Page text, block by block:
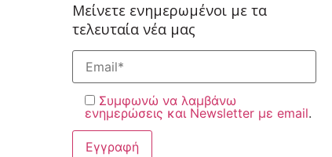
Μείνετε ενημερωμένοι με τα
τελευταία νέα μας
Συμφωνώ να λαμβάνω
ενημερώσεις και Newsletter με email.